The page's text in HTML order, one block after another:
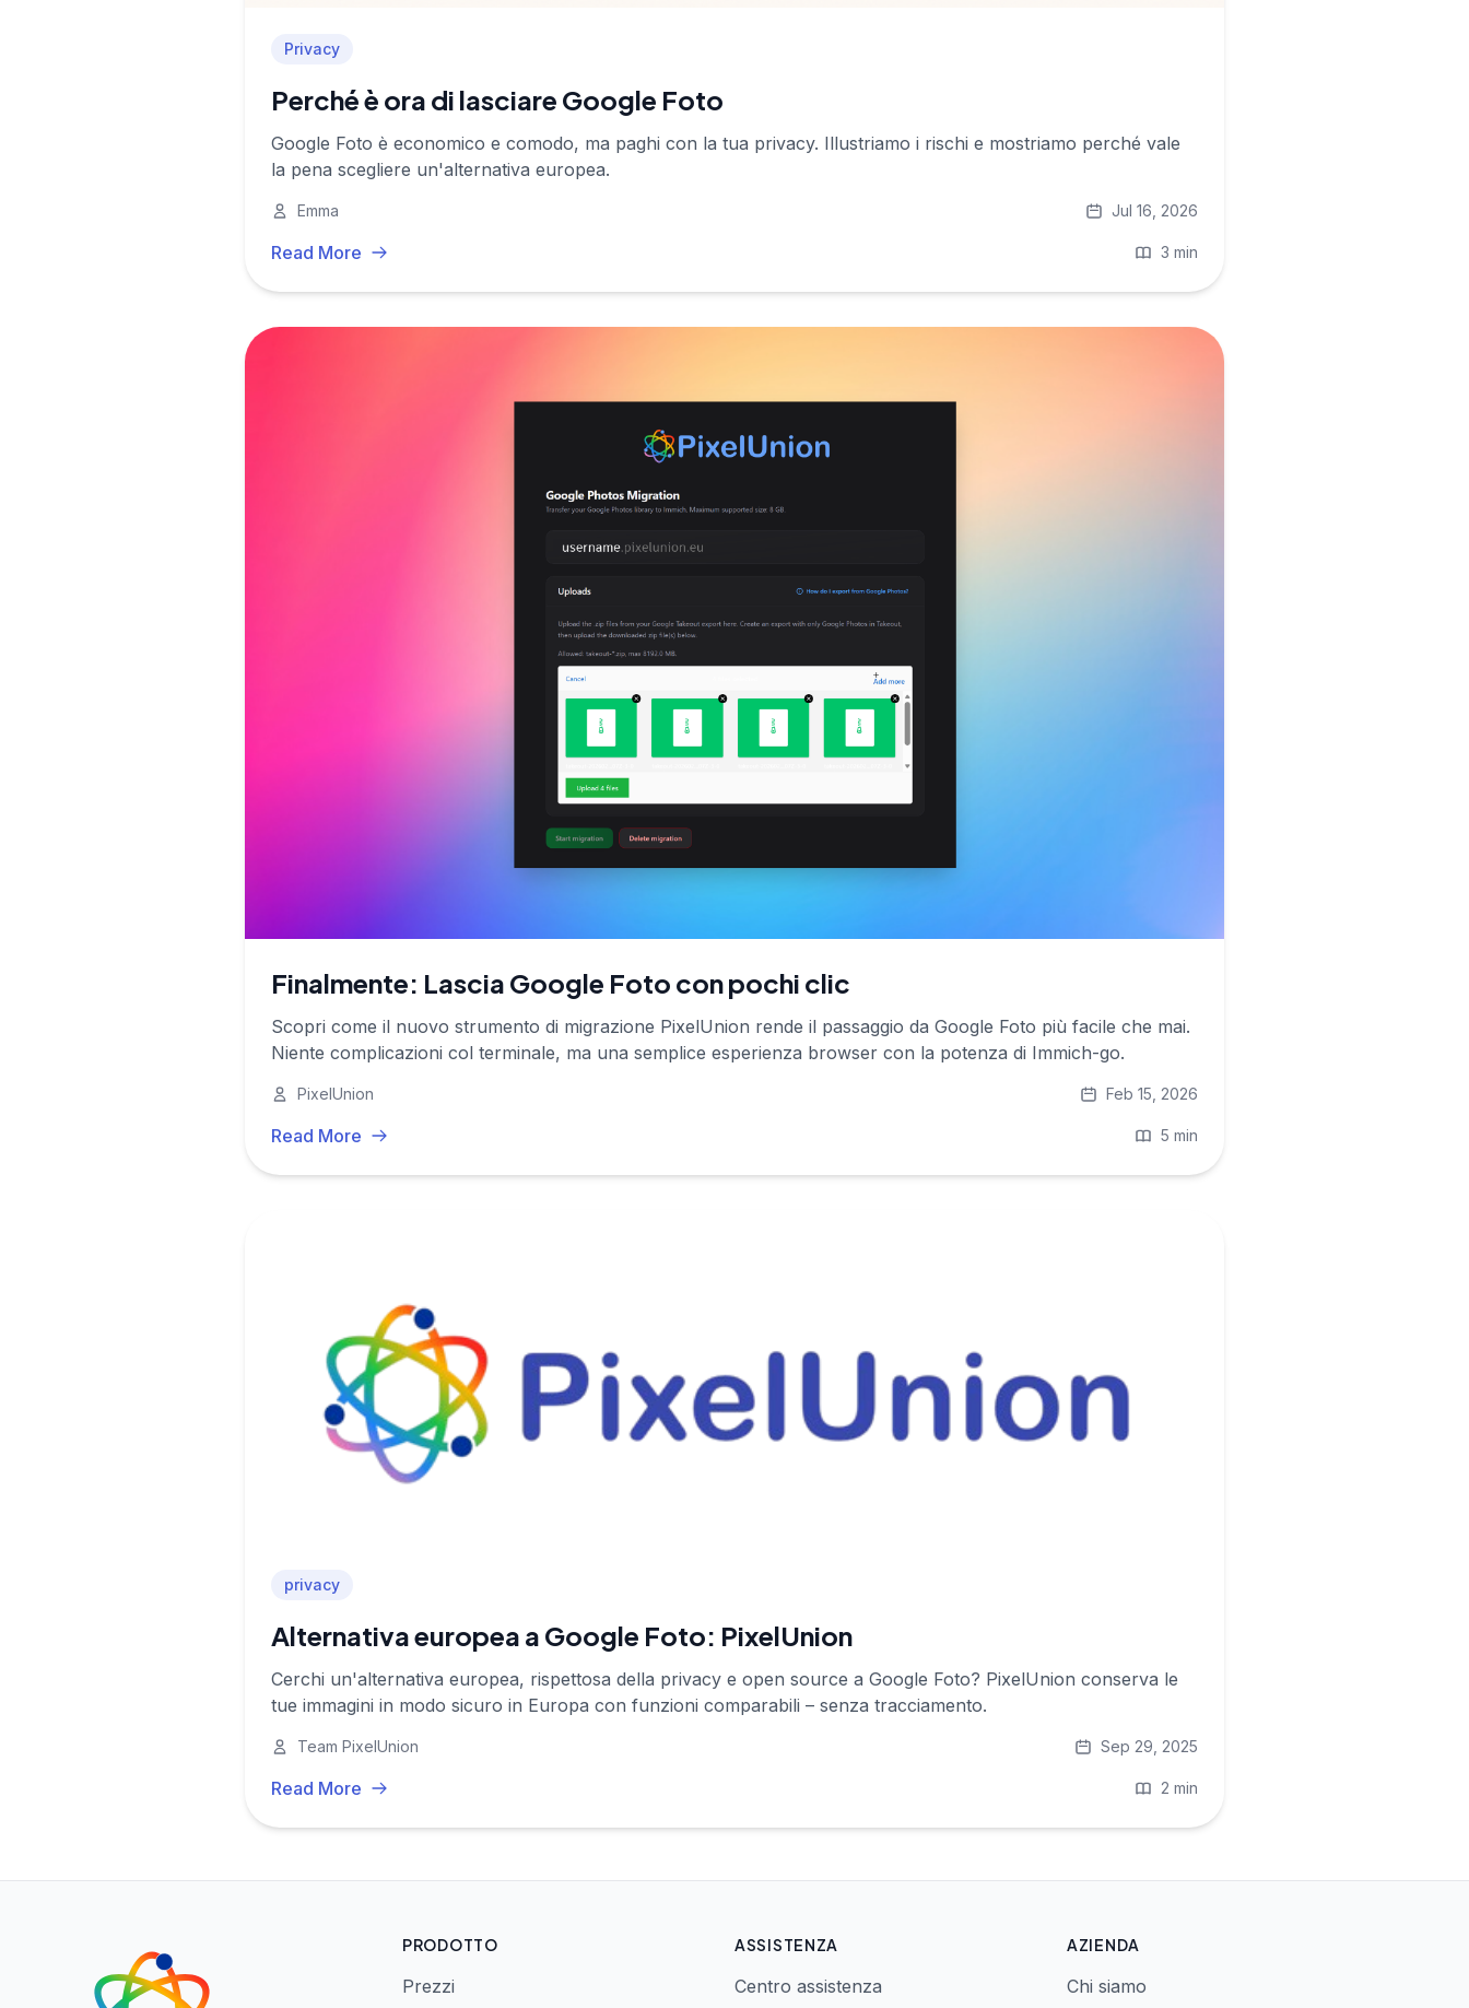
Privacy
Perché è ora di lasciare Google Foto
Google Foto è economico e comodo, ma paghi con la tua privacy. Illustriamo i rischi e mostriamo perché vale
la pena scegliere un'alternativa europea.
Emma Jul 16, 2026
Read More 3 min
Finalmente: Lascia Google Foto con pochi clic
Scopri come il nuovo strumento di migrazione PixelUnion rende il passaggio da Google Foto più facile che mai.
Niente complicazioni col terminale, ma una semplice esperienza browser con la potenza di Immich-go.
PixelUnion Feb 15, 2026
Read More 5 min
privacy
Alternativa europea a Google Foto: PixelUnion
Cerchi un'alternativa europea, rispettosa della privacy e open source a Google Foto? PixelUnion conserva le
tue immagini in modo sicuro in Europa con funzioni comparabili – senza tracciamento.
Team PixelUnion Sep 29, 2025
Read More 2 min
PRODOTTO
Prezzi
ASSISTENZA
Centro assistenza
AZIENDA
Chi siamo